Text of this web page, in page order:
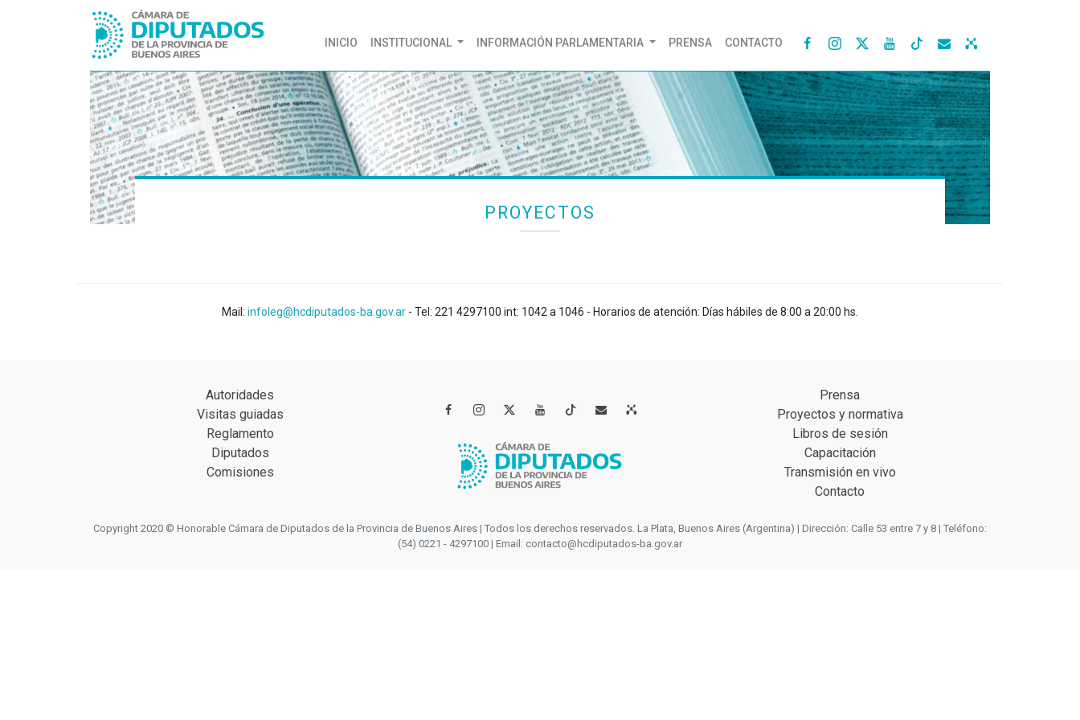
INICIO (CURRENT)
INSTITUCIONAL INFORMACIÓN PARLAMENTARIA PRENSA CONTACTO    
PROYECTOS
Mail: infoleg@hcdiputados-ba.gov.ar - Tel: 221 4297100 int: 1042 a 1046 - Horarios de atención: Días hábiles de 8:00 a 20:00 hs.
Autoridades
Visitas guiadas
Reglamento
Diputados
Comisiones
   
Prensa
Proyectos y normativa
Libros de sesión
Capacitación
Transmisión en vivo
Contacto
Copyright 2020 © Honorable Cámara de Diputados de la Provincia de Buenos Aires | Todos los derechos reservados. La Plata, Buenos Aires (Argentina) | Dirección: Calle 53 entre 7 y 8 | Teléfono:
(54) 0221 - 4297100 | Email: contacto@hcdiputados-ba.gov.ar